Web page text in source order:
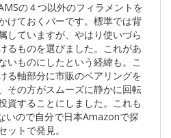
の４つ以外のフィラメントを
けておくバーです。標準では背
していますが、やはり使いづら
るものを選びました。これがあ
いものにしたという経緯も。こ
る軸部分に市販のベアリングを
その方がスムーズに静かに回転
資することにしました。これも
いので自分で日本Amazonで探
ットで発見。